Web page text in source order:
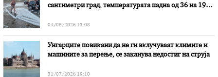
сантиметри град, температурата падна од 36 на 19
04/08/2026 13:08
Унгарците повикани да не ги вклучуваат климите и
машините за перење, се заканува недостиг на струја
31/07/2026 19:10